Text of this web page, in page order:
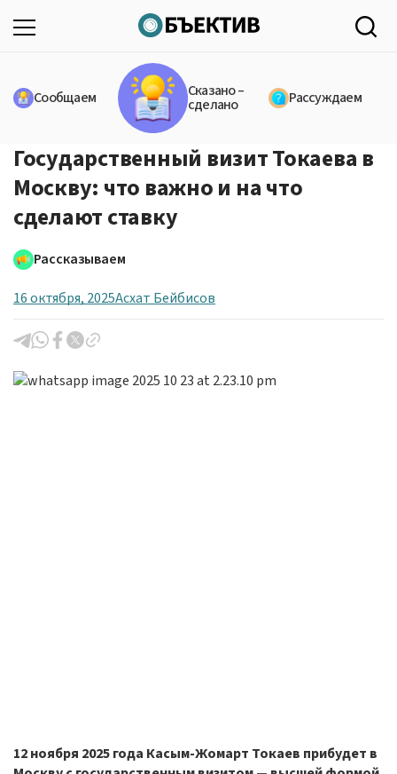
Сообщаем Сказано –
сделано Рассуждаем
Государственный визит Токаева в
Москву: что важно и на что
сделают ставку
Рассказываем
16 октября, 2025Асхат Бейбисов
12 ноября 2025 года Касым-Жомарт Токаев прибудет в